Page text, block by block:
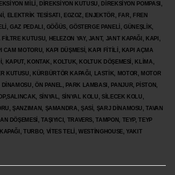
MİLİ, DİREKSİYON KUTUSU, DİREKSİYON POMPASI,
ELEKTRİK TESİSATI, EGZOZ, ENJEKTÖR, FAR, FREN
GAZ PEDALI, GÖĞÜS, GÖSTERGE PANELİ, GÜNEŞLİK,
KUTUSU, HELEZON YAY, JANT, JANT KAPAĞI, KAPI,
CAM MOTORU, KAPI DÜŞMESİ, KAPI FİTİLİ, KAPI AÇMA
KAPUT, KONTAK, KOLTUK, KOLTUK DÖŞEMESİ, KLİMA,
KUTUSU, KÜRBÜRTÖR KAPAĞI, LASTİK, MOTOR, MOTOR
ÖN PANEL, PARK LAMBASI, PANJUR, PİSTON,
SİNYAL, SİNYAL KOLU, SİLECEK KOLU,
ŞANZIMAN, ŞAMANDRA, ŞASİ, ŞARJ DİNAMOSU, TAVAN
DÖŞEMESİ, TAŞIYICI, TRAVERS, TAMPON, TEYP, TEYP
TURBO, VİTES TELİ, WESTİNGHOUSE, YAKIT